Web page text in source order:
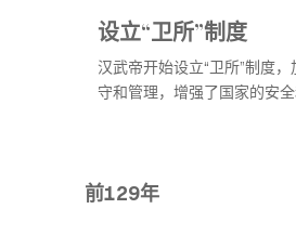
设立“卫所”制度
汉武帝开始设立“卫所”制度
守和管理，增强了国家的安全
前129年